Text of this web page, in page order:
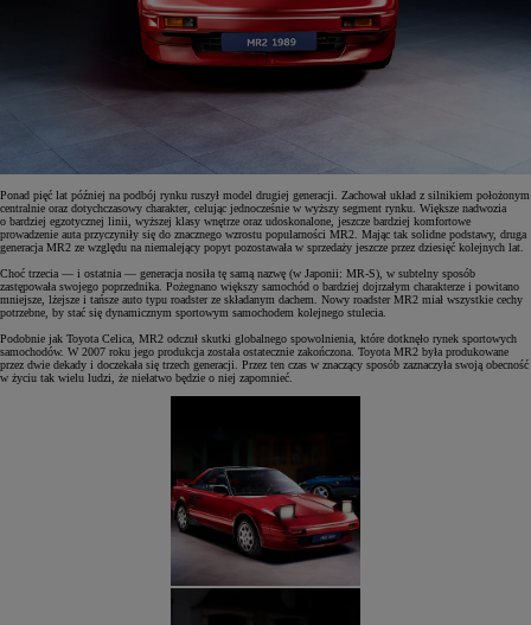
Ponad pięć lat później na podbój rynku ruszył model drugiej generacji. Zachował układ z silnikiem położonym
centralnie oraz dotychczasowy charakter, celując jednocześnie w wyższy segment rynku. Większe nadwozia
o bardziej egzotycznej linii, wyższej klasy wnętrze oraz udoskonalone, jeszcze bardziej komfortowe
prowadzenie auta przyczyniły się do znacznego wzrostu popularności MR2. Mając tak solidne podstawy, druga
generacja MR2 ze względu na niemalejący popyt pozostawała w sprzedaży jeszcze przez dziesięć kolejnych lat.
Choć trzecia — i ostatnia — generacja nosiła tę samą nazwę (w Japonii: MR-S), w subtelny sposób
zastępowała swojego poprzednika. Pożegnano większy samochód o bardziej dojrzałym charakterze i powitano
mniejsze, lżejsze i tańsze auto typu roadster ze składanym dachem. Nowy roadster MR2 miał wszystkie cechy
potrzebne, by stać się dynamicznym sportowym samochodem kolejnego stulecia.
Podobnie jak Toyota Celica, MR2 odczuł skutki globalnego spowolnienia, które dotknęło rynek sportowych
samochodów. W 2007 roku jego produkcja została ostatecznie zakończona. Toyota MR2 była produkowane
przez dwie dekady i doczekała się trzech generacji. Przez ten czas w znaczący sposób zaznaczyła swoją obecność
w życiu tak wielu ludzi, że niełatwo będzie o niej zapomnieć.